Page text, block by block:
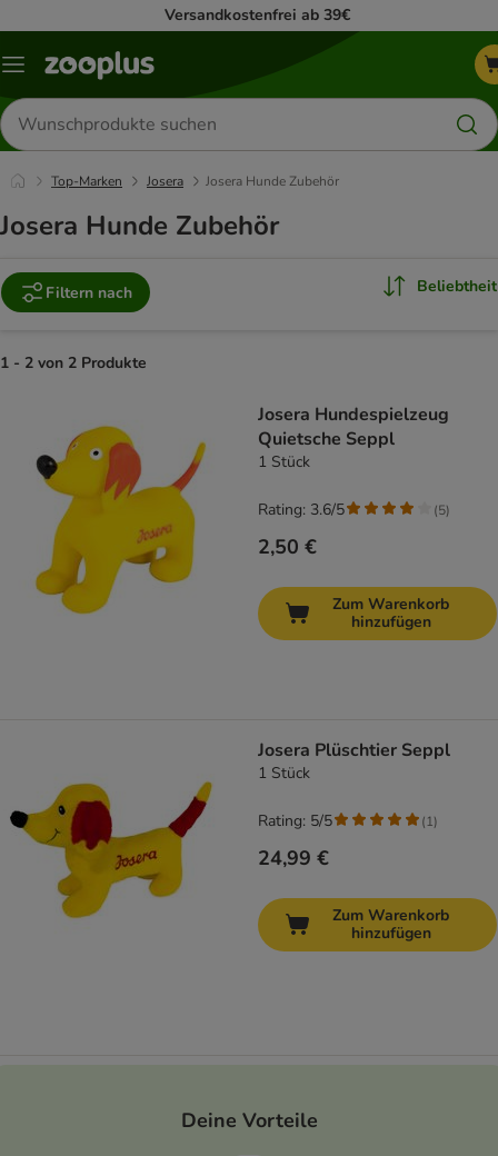
Versandkostenfrei ab 39€
Menü
Produkte
suchen
Top-Marken Josera Josera Hunde Zubehör
Josera Hunde Zubehör
Filtern nach Beliebtheit
1 - 2 von 2 Produkte
Josera Hundespielzeug
Quietsche Seppl
1 Stück
2,50 €
Rating: 3.6/5 (5)
Zum Warenkorb
hinzufügen
Josera Plüschtier Seppl
1 Stück
24,99 €
Rating: 5/5 (1)
Zum Warenkorb
hinzufügen
Deine Vorteile